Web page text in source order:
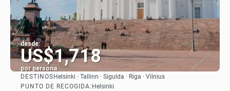
desde:
US$1,718
por persona
Ver
DESTINOS Helsinki · Tallinn · Sigulda · Riga · Vilnius
PUNTO DE RECOGIDA: Helsinki